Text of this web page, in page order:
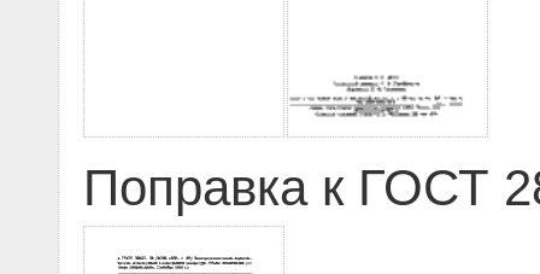
Поправка к ГОСТ